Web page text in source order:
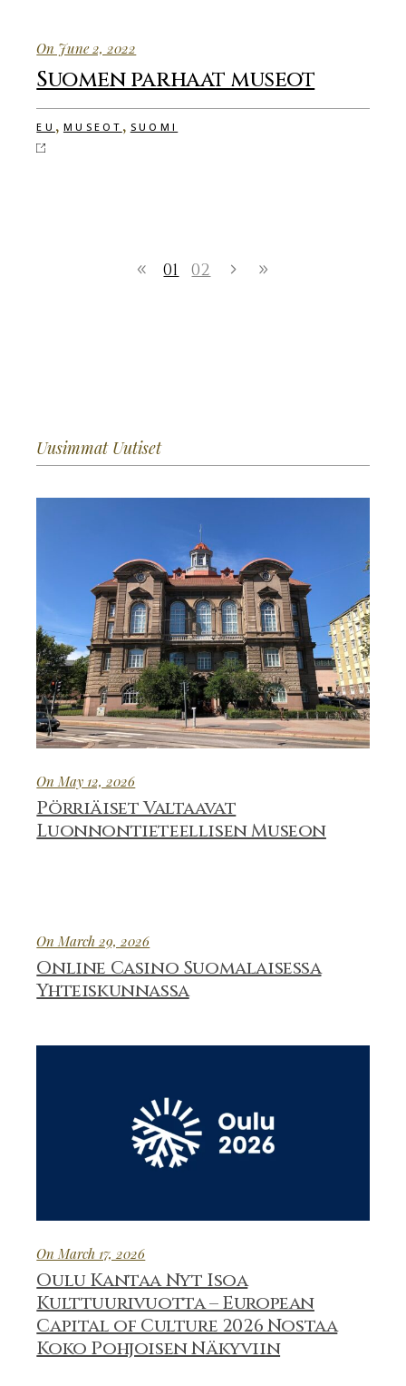
On June 2, 2022
Suomen parhaat museot
EU , MUSEOT , SUOMI
01 02
Uusimmat Uutiset
On May 12, 2026
Pörriäiset Valtaavat
Luonnontieteellisen Museon
On March 29, 2026
Online Casino Suomalaisessa
Yhteiskunnassa
On March 17, 2026
Oulu Kantaa Nyt Isoa
Kulttuurivuotta – European
Capital of Culture 2026 Nostaa
Koko Pohjoisen Näkyviin